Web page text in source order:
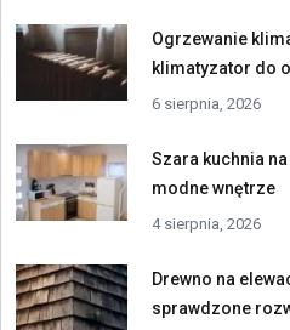
Ogrzewanie
klimatyzator do
6 sierpnia, 2026
Szara kuchnia
modne wnętrze
4 sierpnia, 2026
Drewno na
sprawdzone